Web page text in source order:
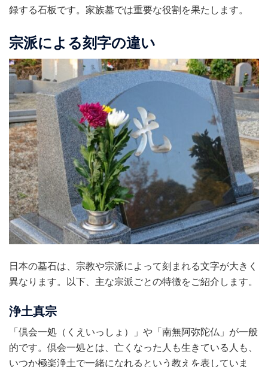
録する石板です。家族墓では重要な役割を果たします。
宗派による刻字の違い
日本の墓石は、宗教や宗派によって刻まれる文字が大きく
異なります。以下、主な宗派ごとの特徴をご紹介します。
浄土真宗
「倶会一処（くえいっしょ）」や「南無阿弥陀仏」が一般
的です。倶会一処とは、亡くなった人も生きている人も、
いつか極楽浄土で一緒になれるという教えを表していま